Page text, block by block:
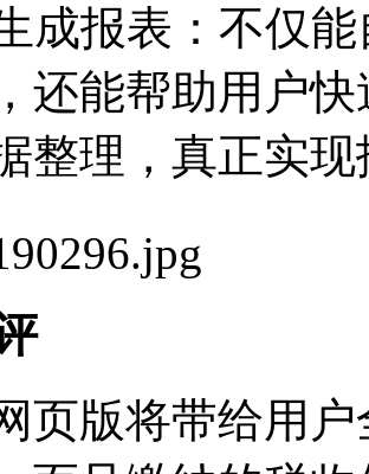
成报表：不仅
还能帮助用户
整理，真正实
页版将带给用